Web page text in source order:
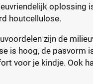
oplossing
houtcellulose.
zijn de
is hoog, de pasvorm
voor je kindje. Ook